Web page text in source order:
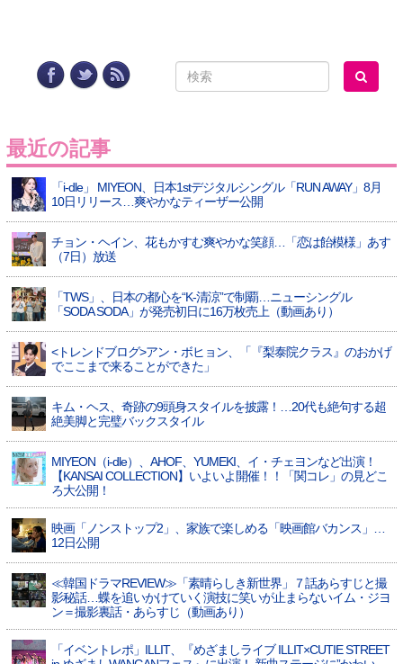
最近の記事
「i-dle」 MIYEON、日本1stデジタルシングル「RUN AWAY」8月
10日リリース…爽やかなティーザー公開
チョン・ヘイン、花もかすむ爽やかな笑顔…「恋は飴模様」あす
（7日）放送
「TWS」、日本の都心を“K-清涼”で制覇…ニューシングル
「SODA SODA」が発売初日に16万枚売上（動画あり）
<トレンドブログ>アン・ボヒョン、「『梨泰院クラス』のおかげ
でここまで来ることができた」
キム・ヘス、奇跡の9頭身スタイルを披露！…20代も絶句する超
絶美脚と完璧バックスタイル
MIYEON（i-dle）、​AHOF​、YUMEKI、イ・チェヨンなど出演！
【KANSAI COLLECTION】いよいよ開催！！「関コレ」の見どこ
ろ大公開！
映画「ノンストップ2」、家族で楽しめる「映画館バカンス」…
12日公開
≪韓国ドラマREVIEW≫「素晴らしき新世界」７話あらすじと撮
影秘話…蝶を追いかけていく演技に笑いが止まらないイム・ジヨ
ン＝撮影裏話・あらすじ（動画あり）
「イベントレポ」ILLIT、『めざましライブ ILLIT×CUTIE STREET